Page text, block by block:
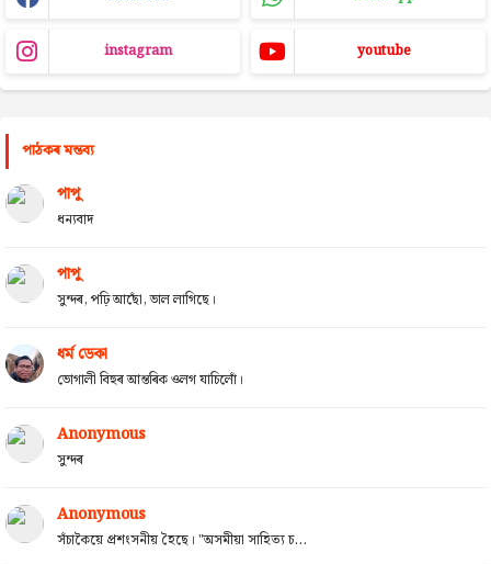
instagram youtube
পাঠকৰ মন্তব্য
পাপু
ধন্যবাদ
পাপু
সুন্দৰ, পঢ়ি আছোঁ, ভাল লাগিছে।
ধৰ্ম ডেকা
ভোগালী বিহুৰ আন্তৰিক ওলগ যাচিলোঁ।
Anonymous
সুন্দৰ
Anonymous
সঁচাকৈয়ে প্ৰশংসনীয় হৈছে। "অসমীয়া সাহিত্য চ...